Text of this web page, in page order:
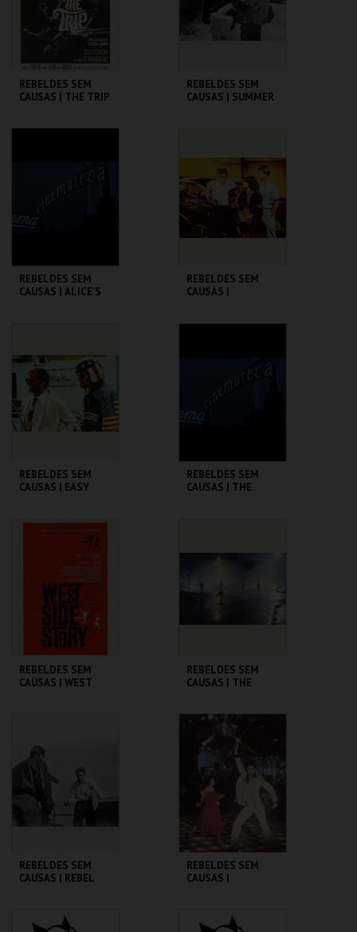
COMPRAR COMPRAR
REBELDES SEM
CAUSAS | THE TRIP
MAIS INFO
REBELDES SEM
CAUSAS | SUMMER
MAIS INFO
COMPRAR
REBELDES SEM
CAUSAS | ALICE'S
MAIS INFO
COMPRAR
REBELDES SEM
CAUSAS |
MAIS INFO
REBELDES SEM
CAUSAS | EASY
CINEMATECA
COMPRAR
REBELDES SEM
CAUSAS | THE
REBELDES SEM
CAUSAS | WEST
MAIS INFO
COMPRAR
REBELDES SEM
CAUSAS | THE
CINEMATECA
MAIS INFO
COMPRAR
REBELDES SEM
CAUSAS | REBEL
CINEMATECA
REBELDES SEM
CAUSAS |
CINEMATECA